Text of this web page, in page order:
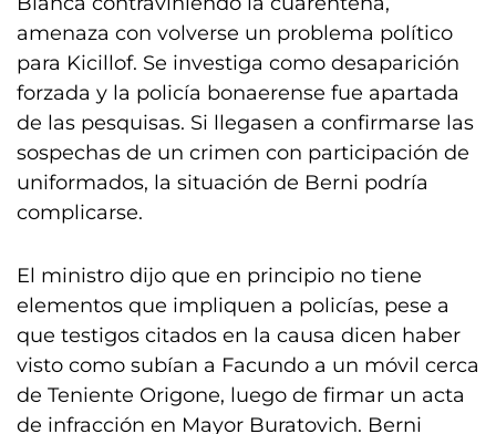
amenaza con volverse un problema político
para Kicillof. Se investiga como desaparición
forzada y la policía bonaerense fue apartada
de las pesquisas. Si llegasen a confirmarse las
sospechas de un crimen con participación de
uniformados, la situación de Berni podría
complicarse.
El ministro dijo que en principio no tiene
elementos que impliquen a policías, pese a
que testigos citados en la causa dicen haber
visto como subían a Facundo a un móvil cerca
de Teniente Origone, luego de firmar un acta
de infracción en Mayor Buratovich. Berni